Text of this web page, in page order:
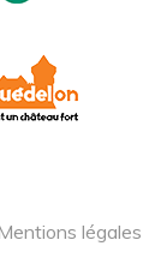
légales